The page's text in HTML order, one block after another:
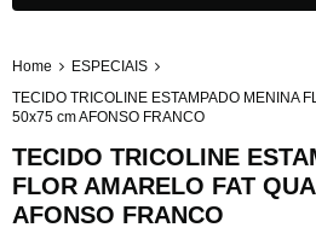
Home
ESPECIAIS
TECIDO TRICOLINE ESTAMPADO MENINA
50x75 cm AFONSO FRANCO
TECIDO TRICOLINE
FLOR AMARELO FAT
AFONSO FRANCO